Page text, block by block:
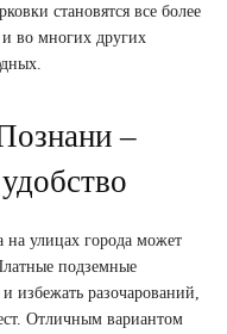
становятся все более
во многих других
–
на улицах города может
подземные
избежать разочарований,
Отличным вариантом